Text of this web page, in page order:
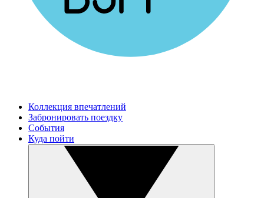
Коллекция впечатлений
Забронировать поездку
События
Куда пойти